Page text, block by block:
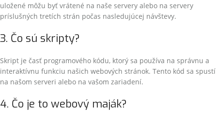
uložené môžu byť vrátené na naše servery alebo na servery
príslušných tretích strán počas nasledujúcej návštevy.
3. Čo sú skripty?
Skript je časť programového kódu, ktorý sa používa na správnu a
interaktívnu funkciu našich webových stránok. Tento kód sa spustí
na našom serveri alebo na vašom zariadení.
4. Čo je to webový maják?